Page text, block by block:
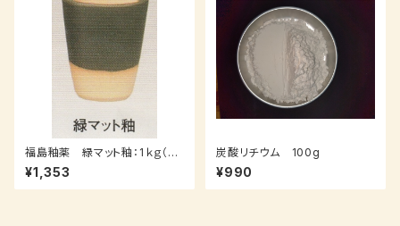
福島釉薬 緑マット釉：1ｋｇ（受
注後7～３０日後発送）
¥1,353
炭酸リチウム 100g
¥990